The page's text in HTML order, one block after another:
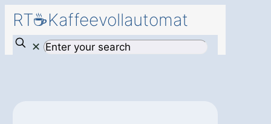
RT☕Kaffeevollautomat
✕